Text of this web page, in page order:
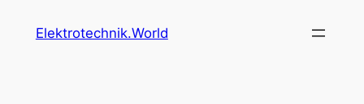
InhaltElektrotechnik.World